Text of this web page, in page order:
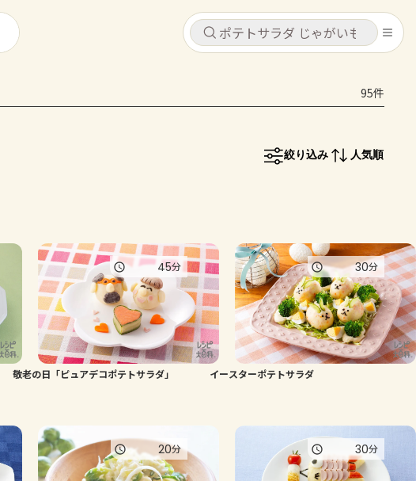
キャンセル
ログインするとレシピを保存できます
コンテンツ
レシピ
トーク
よくあるお問い合わせ
お買い物
AJINOMOTO PARK とは
キャンセル
レシピ コンテンツ
95件
絞り込み 人気順
敬老の日「ピュアデコポテトサラダ」
45分
イースターポテトサラダ
30分
20分 30分